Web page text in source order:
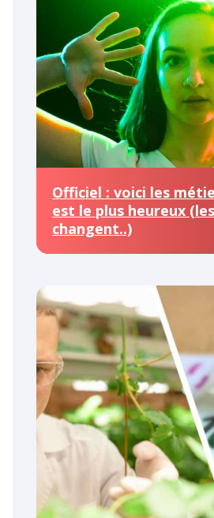
Officiel : voici les
est le plus heureux
changent..)